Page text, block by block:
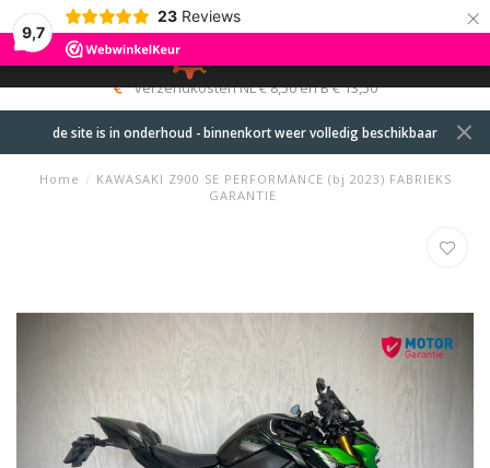
9,7
23 Reviews ×
MENU
0
Levering motorfietsen op locatie in
de site is in onderhoud - binnenkort weer volledig beschikbaar
Home / KAWASAKI Z900 SE PERFORMANCE (bj 2023) FABRIEKS
GARANTIE